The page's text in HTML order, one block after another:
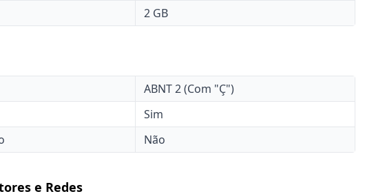
2 GB
ABNT 2 (Com "Ç")
Sim
Não
e Redes